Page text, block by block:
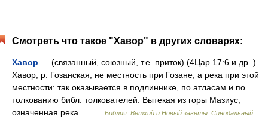
Смотреть что такое "Хавор" в других словарях:
Хавор — (связанный, союзный, т.е. приток) (4Цар.17:6 и др. ).
Хавор, р. Гозанская, не местность при Гозане, а река при этой
местности: так оказывается в подлиннике, по атласам и по
толкованию библ. толкователей. Вытекая из горы Мазиус,
означенная река… …
Библия. Ветхий и Новый заветы. Синодальный